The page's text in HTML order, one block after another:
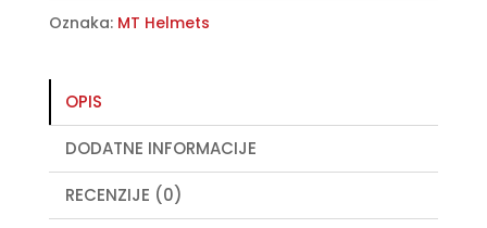
–
fluorescentno
žuta
količina
a
i
e
Oznaka: MT Helmets
OPIS
DODATNE INFORMACIJE
RECENZIJE (0)